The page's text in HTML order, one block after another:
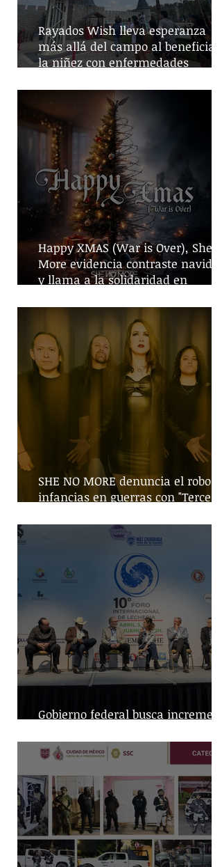
Rayados Wish lleva esperanza
más allá del campo al beneficiar a
la niñez con enfermedades
Happy XMAS (War is Over), She
More evidencia contraste
y llama a la solidaridad en
SHE NO MORE denuncia el robo de
infancias en guerras con "Tercera
Gobierno federal busca